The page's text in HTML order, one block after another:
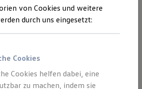
Angebote
Leasing
Leasing
ohne Anzahlung
GmbH
deren
von Cookies und weitere
durch uns eingesetzt:
Cookies
Cookies helfen dabei, eine
zu machen, indem sie